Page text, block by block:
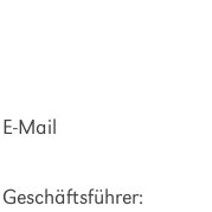
Geschäftsführer:
E-Mail